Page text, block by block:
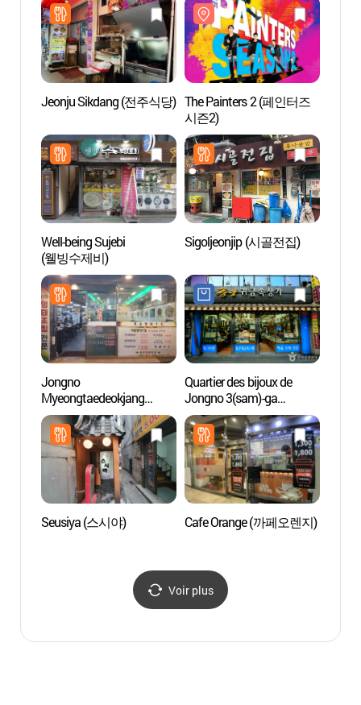
Jeonju Sikdang (전주식당) The Painters 2 (페인터즈
시즌2)
Well-being Sujebi
(웰빙수제비)
Sigoljeonjip (시골전집)
Jongno
Myeongtaedeokjang
(종로명태덕장)
Quartier des bijoux de
Jongno 3(sam)-ga
(종로3가 귀금속
전문상가)
Seusiya (스시야) Cafe Orange (까페오렌지)
Voir plus